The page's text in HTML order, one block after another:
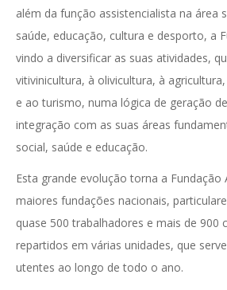
além da função assistencialista na área
saúde, educação, cultura e desporto, a
vindo a diversificar as suas atividades,
vitivinicultura, à olivicultura, à
e ao turismo, numa lógica de geração
integração com as suas áreas
social, saúde e educação.
Esta grande evolução torna a Fundação
maiores fundações nacionais,
quase 500 trabalhadores e mais de 900
repartidos em várias unidades, que
utentes ao longo de todo o ano.